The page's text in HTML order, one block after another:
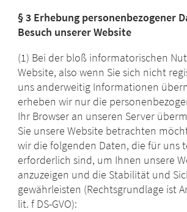
§ 3 Erhebung personenbezogener
Besuch unserer Website
(1) Bei der bloß informatorischen
Website, also wenn Sie sich nicht
uns anderweitig Informationen
erheben wir nur die
Ihr Browser an unseren Server
Sie unsere Website betrachten
wir die folgenden Daten, die für uns
erforderlich sind, um Ihnen unsere
anzuzeigen und die Stabilität und
gewährleisten (Rechtsgrundlage ist
lit. f DS-GVO):